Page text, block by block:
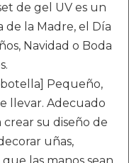
de gel UV es un
la Madre, el Día
Navidad o Boda
Pequeño,
llevar. Adecuado
su diseño de
uñas,